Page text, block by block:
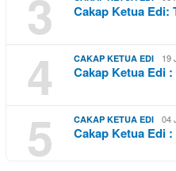
3 Cakap Ketua Edi:
4 CAKAP KETUA EDI 19
Cakap Ketua Edi
5 CAKAP KETUA EDI 04
Cakap Ketua Edi